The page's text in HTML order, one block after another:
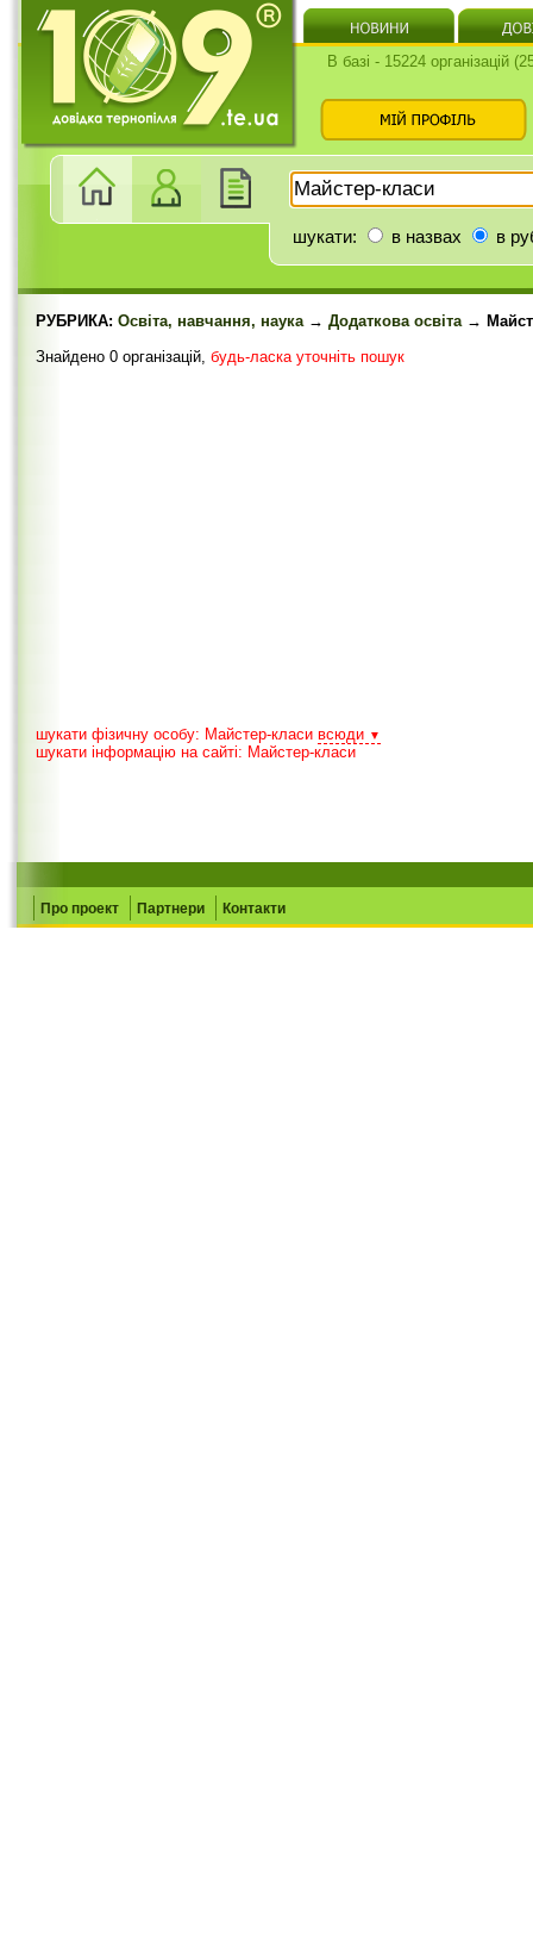
В базі - 15224 організацій
шукати: в назвах в
РУБРИКА: Освіта, навчання, наука→ Додаткова освіта→
Знайдено 0 організацій, будь-ласка уточніть пошук
шукати фізичну особу: Майстер-класи всюди ▼
шукати інформацію на сайті: Майстер-класи
Про проект Партнери Контакти